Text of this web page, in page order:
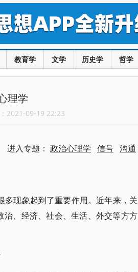
教育学 文学 历史学 哲学
理学
2021-09-19 22:23
进入专题： 政治心理学 信号 沟通
现象起到了重要作用。近年来，关
治、经济、社会、生活、外交等方方